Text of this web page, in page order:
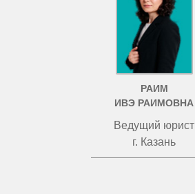
РАИМ
ИВЭ РАИМОВНА
Ведущий юрист
г. Казань